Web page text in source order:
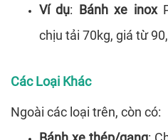
Ví dụ: Bánh xe inox
chịu tải 70kg, giá từ
Các Loại Khác
Ngoài các loại trên, còn có: